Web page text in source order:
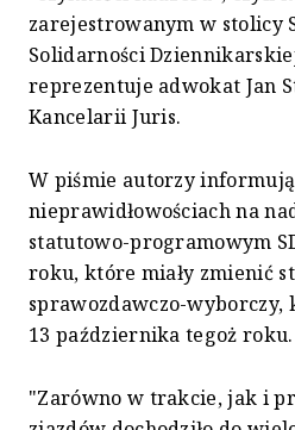
zarejestrowanym w stolicy
Solidarności
reprezentuje adwokat Jan
Kancelarii Juris.
W piśmie autorzy
nieprawidłowościach na
statutowo-programowym
roku, które miały zmienić
sprawozdawczo-wyborczy,
13 października tegoż roku.
"Zarówno w trakcie, jak i